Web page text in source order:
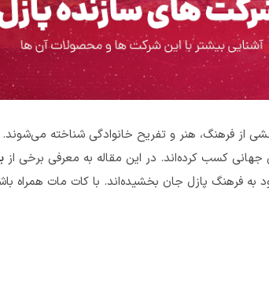
از فرهنگ، هنر و تفریح خانوادگی شناخته
کسب کرده‌اند. در این مقاله به معرفی برخی از
فرهنگ پازل جان بخشیده‌اند. با کات مات همراه